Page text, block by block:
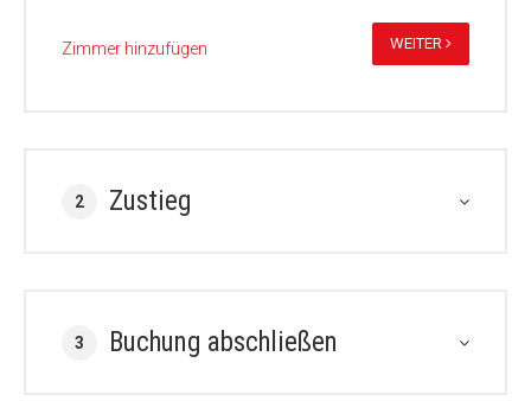
Zimmer hinzufügen WEITER
2 Zustieg
3 Buchung abschließen